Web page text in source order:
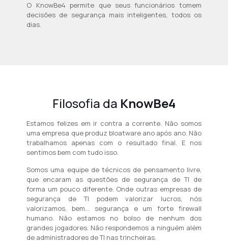
O KnowBe4 permite que seus funcionários tomem
decisões de segurança mais inteligentes, todos os
dias.
Filosofia da KnowBe4
Estamos felizes em ir contra a corrente. Não somos
uma empresa que produz bloatware ano após ano. Não
trabalhamos apenas com o resultado final. E nos
sentimos bem com tudo isso.
Somos uma equipe de técnicos de pensamento livre,
que encaram as questões de segurança de TI de
forma um pouco diferente. Onde outras empresas de
segurança de TI podem valorizar lucros, nós
valorizamos, bem... segurança e um forte firewall
humano. Não estamos no bolso de nenhum dos
grandes jogadores. Não respondemos a ninguém além
de administradores de TI nas trincheiras.